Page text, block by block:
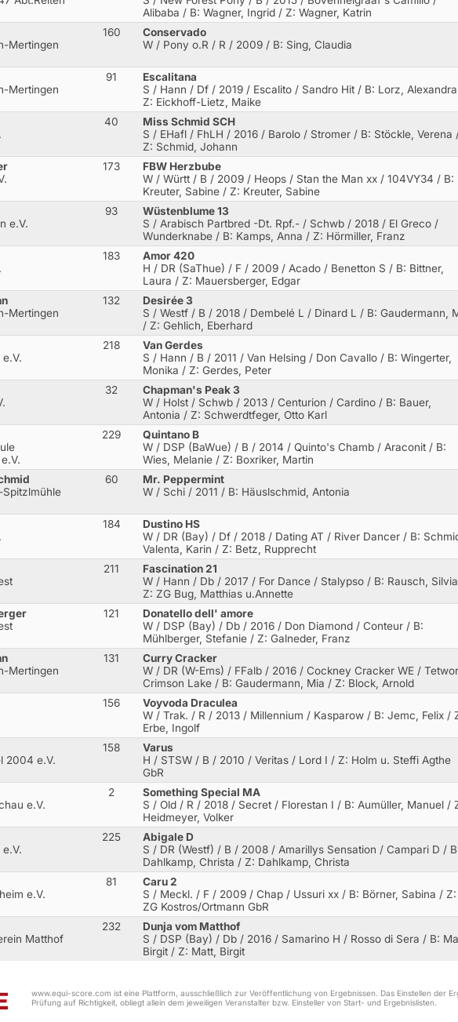
Alibaba / B: Wagner, Ingrid / Z: Wagner, Katrin
Mertingen
160
Conservado
W / Pony o.R / R / 2009 / B: Sing, Claudia
Mertingen
91
Escalitana
S / Hann / Df / 2019 / Escalito / Sandro Hit/ B: Lorz,
Z: Eickhoff-Lietz, Maike
40
Miss Schmid SCH
S / EHafl / FhLH / 2016 / Barolo / Stromer/ B: Stöckle, Verena
Z: Schmid, Johann
173
FBW Herzbube
W / Württ / B / 2009 / Heops / Stan the Man xx/ 104VY34 / B:
Kreuter, Sabine / Z: Kreuter, Sabine
e.V.
93
Wüstenblume 13
S / Arabisch Partbred -Dt. Rpf.- / Schwb / 2018 / El Greco /
Wunderknabe/ B: Kamps, Anna / Z: Hörmiller, Franz
183
Amor 420
H / DR (SaThue) / F / 2009 / Acado / Benetton S / B: Bittner,
Laura / Z: Mauersberger, Edgar
Mertingen
132
Desirée 3
S / Westf / B / 2018 / Dembelé L / Dinard L
/ B: Gaudermann,
/ Z: Gehlich, Eberhard
e.V.
218
Van Gerdes
S / Hann / B / 2011 / Van Helsing / Don Cavallo/ B: Wingerter,
Monika / Z: Gerdes, Peter
32
Chapman's Peak 3
W / Holst / Schwb / 2013 / Centurion / Cardino/ B: Bauer,
Antonia / Z: Schwerdtfeger, Otto Karl
229
Quintano B
W / DSP (BaWue) / B / 2014 / Quinto's Chamb / Araconit/ B:
Wies, Melanie / Z: Boxriker, Martin
Spitzlmühle
60
Mr. Peppermint
W / Schi / 2011 / B: Häuslschmid, Antonia
184
Dustino HS
W / DR (Bay) / Df / 2018 / Dating AT / River Dancer/ B:
Valenta, Karin / Z: Betz, Rupprecht
211
Fascination 21
W / Hann / Db / 2017 / For Dance / Stalypso/ B: Rausch,
Z: ZG Bug, Matthias u.Annette
121
Donatello dell' amore
W / DSP (Bay) / Db / 2016 / Don Diamond / Conteur/ B:
Mühlberger, Stefanie / Z: Galneder, Franz
Mertingen
131
Curry Cracker
W / DR (W-Ems) / FFalb / 2016 / Cockney Cracker WE /
Crimson Lake/ B: Gaudermann, Mia / Z: Block, Arnold
156
Voyvoda Draculea
W / Trak. / R / 2013 / Millennium / Kasparow/ B: Jemc, Felix /
Erbe, Ingolf
2004 e.V.
158
Varus
H / STSW / B / 2010 / Veritas / Lord I / Z: Holm u. Steffi Agthe
GbR
e.V.
2
Something Special MA
S / Old / R / 2018 / Secret / Florestan I / B: Aumüller, Manuel /
Heidmeyer, Volker
e.V.
225
Abigale D
S / DR (Westf) / B / 2008 / Amarillys Sensation / Campari D /
Dahlkamp, Christa / Z: Dahlkamp, Christa
e.V.
81
Caru 2
S / Meckl. / F / 2009 / Chap / Ussuri xx/ B: Börner, Sabina / Z:
ZG Kostros/Ortmann GbR
Matthof
232
Dunja vom Matthof
S / DSP (Bay) / Db / 2016 / Samarino H / Rosso di Sera / B:
Birgit / Z: Matt, Birgit
www.equi-score.com ist eine Plattform, ausschließlich zur Veröffentlichung von Ergebnissen. Das Einstellen der
Prüfung auf Richtigkeit, obliegt allein dem jeweiligen Veranstalter bzw. Einsteller von Start- und Ergebnislisten.